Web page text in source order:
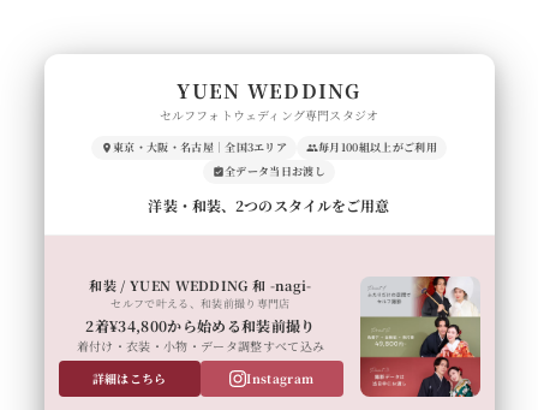
YUEN WEDDING
セルフフォトウェディング専門スタジオ
東京・大阪・名古屋｜全国3エリア
毎月100組以上がご利用
全データ当日お渡し
洋装・和装、2つのスタイルをご用意
和装 / YUEN WEDDING 和 -nagi-
セルフで叶える、和装前撮り専門店
2着¥34,800から始める和装前撮り
着付け・衣装・小物・データ調整すべて込み
詳細はこちら
Instagram